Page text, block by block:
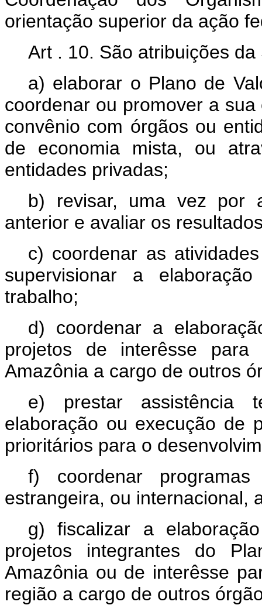
orientação superior da ação
Art . 10. São atribuições da
a) elaborar o Plano de
coordenar ou promover a
convênio com órgãos ou
de economia mista, ou
entidades privadas;
b) revisar, uma vez por
anterior e avaliar os
c) coordenar as
supervisionar a
trabalho;
d) coordenar a
projetos de interêsse para
Amazônia a cargo de outros
e) prestar assistência
elaboração ou execução de
prioritários para o
f) coordenar
estrangeira, ou internacional,
g) fiscalizar a
projetos integrantes do
Amazônia ou de interêsse
região a cargo de outros